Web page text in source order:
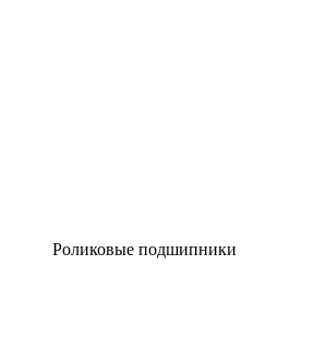
Роликовые подшипники